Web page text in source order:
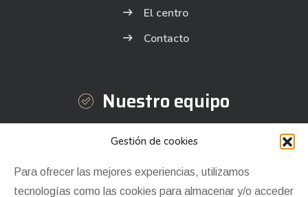
Gestión de cookies
Para ofrecer las mejores experiencias, utilizamos
tecnologías como las cookies para almacenar y/o acceder
El centro
Contacto
Nuestro equipo
Sheila Portilla Heras
Jennifer Pérez Hevia